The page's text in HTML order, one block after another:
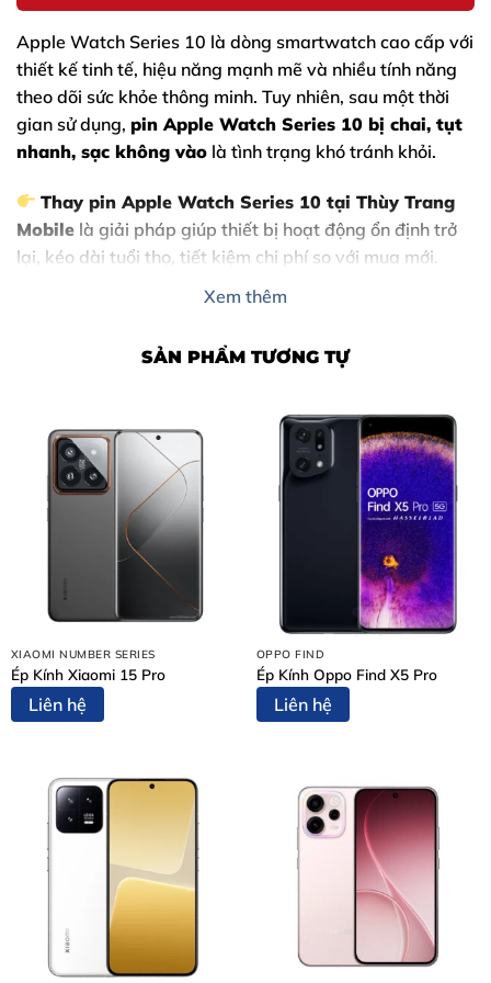
Apple Watch Series 10 là dòng smartwatch cao cấp với
thiết kế tinh tế, hiệu năng mạnh mẽ và nhiều tính năng
theo dõi sức khỏe thông minh. Tuy nhiên, sau một thời
gian sử dụng, pin Apple Watch Series 10 bị chai, tụt
nhanh, sạc không vào là tình trạng khó tránh khỏi.
Thay pin Apple Watch Series 10 tại Thùy Trang
Mobile là giải pháp giúp thiết bị hoạt động ổn định trở
lại, kéo dài tuổi thọ, tiết kiệm chi phí so với mua mới.
tự hào là địa chỉ sửa chữa Apple
Giá minh bạch – bảo hành rõ ràng
Nội Dung Bài Viết
Dấu hiệu cần thay pin Apple Watch Series 10
Vì sao nên thay pin Apple Watch Series 10 tại Thùy
Trang Mobile?
Kỹ thuật viên tay nghề cao
Pin chất lượng – tương thích hoàn hảo
Thay nhanh – lấy liền
Giá tốt – không phát sinh
Quy trình thay pin Apple Watch Series 10 tại Thùy
Trang Mobile (5 bước chuẩn)
Bước 1: Tiếp nhận thiết bị và tư vấn ban đầu
Bước 2: Lập phiếu tiếp nhận và chẩn đoán chi tiết
Bước 3: Thông báo kết quả chẩn đoán và báo giá chính
Bước 4: Thực hiện sửa chữa
Bước 5: Bàn giao thiết bị và thanh toán
Cam kết khi thay pin Apple Watch Series 10 tại Thùy
Xem thêm
SẢN PHẨM TƯƠNG TỰ
XIAOMI NUMBER SERIES
Ép Kính Xiaomi 15 Pro
Liên hệ
OPPO FIND
Ép Kính Oppo Find X5 Pro
Liên hệ